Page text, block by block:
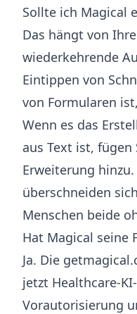
Sollte ich Magical
Das hängt von
wiederkehrende
Eintippen von
von Formularen
Wenn es das
aus Text ist, fügen
Erweiterung
überschneiden
Menschen beide
Hat Magical seine
Ja. Die
jetzt Healthcare-
Vorautorisierung